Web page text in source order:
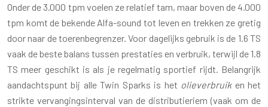
Onder de 3.000 tpm voelen ze relatief tam, maar boven de 4.000
tpm komt de bekende Alfa-sound tot leven en trekken ze gretig
door naar de toerenbegrenzer. Voor dagelijks gebruik is de 1.6 TS
vaak de beste balans tussen prestaties en verbruik, terwijl de 1.8
TS meer geschikt is als je regelmatig sportief rijdt. Belangrijk
aandachtspunt bij alle Twin Sparks is het olieverbruiken het
strikte vervangingsinterval van de distributieriem (vaak om de